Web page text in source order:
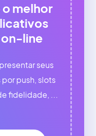
melhor
on-line
seus
push, slots
fidelidade, ...